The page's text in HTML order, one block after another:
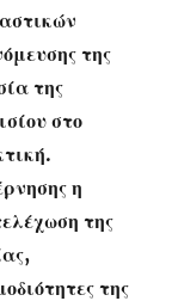
της
της
στο
η
της
της